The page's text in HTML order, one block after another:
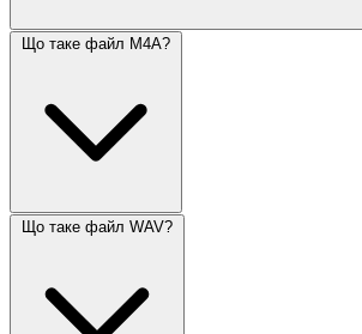
Що таке файл M4A?
Що таке файл WAV?